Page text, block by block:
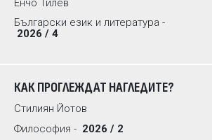
Енчо Тилев
Български език и литература -
2026 / 4
КАК ПРОГЛЕЖДАТ НАГЛЕДИТЕ?
Стилиян Йотов
Философия - 2026 / 2